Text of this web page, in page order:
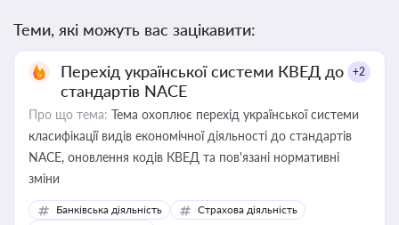
Теми, які можуть вас зацікавити:
Перехід української системи КВЕД до
стандартів NACE
+2
Про що тема: Тема охоплює перехід української системи
класифікації видів економічної діяльності до стандартів
NACE, оновлення кодів КВЕД та пов'язані нормативні
зміни
Банківська діяльність
Страхова діяльність